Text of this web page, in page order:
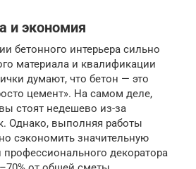
и экономия
бетонного интерьера сильно
материала и квалификации
думают, что бетон — это
цемент». На самом деле,
стоят недешево из-за
Однако, выполняя работы
сэкономить значительную
профессионального декоратора